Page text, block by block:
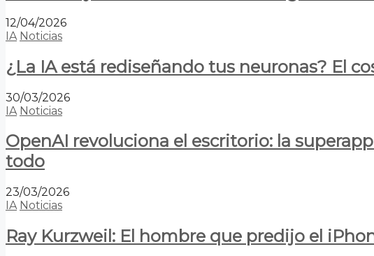
12/04/2026
IA Noticias
¿La IA está rediseñando tus neuronas? El
30/03/2026
IA Noticias
OpenAI revoluciona el escritorio: la
todo
23/03/2026
IA Noticias
Ray Kurzweil: El hombre que predijo el